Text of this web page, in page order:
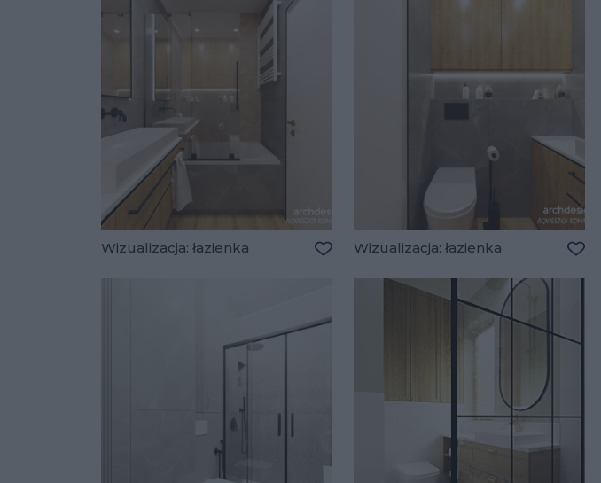
Wizualizacja: łazienka Wizualizacja: łazienka